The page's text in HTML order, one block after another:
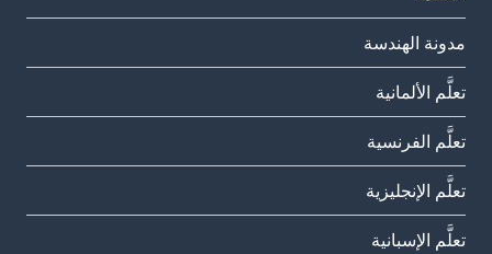
مدونة الهندسة
تعلَّم الألمانية
تعلَّم الفرنسية
تعلَّم الإنجليزية
تعلَّم الإسبانية